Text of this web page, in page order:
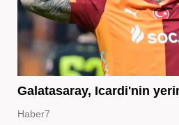
Galatasaray, Icardi'nin
Haber7